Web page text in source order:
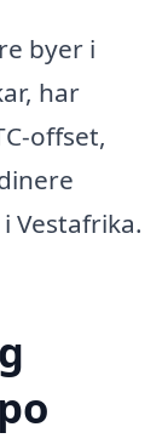
byer i
har
offset,
Vestafrika.